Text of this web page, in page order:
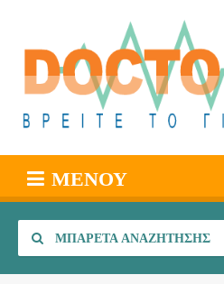
ΜΕΝΟΎ
ΜΠΑΡΈΤΑ ΑΝΑΖΉΤΗΣΗΣ